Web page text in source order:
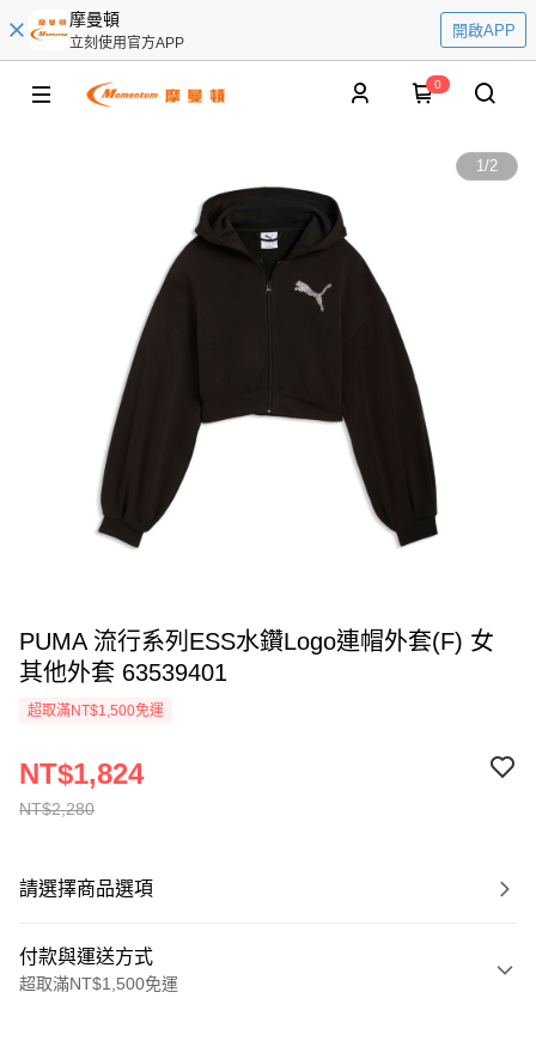
摩曼頓
立刻使用官方APP
開啟APP
0
1/2
PUMA 流行系列ESS水鑽Logo連帽外套(F) 女
其他外套 63539401
超取滿NT$1,500免運
NT$2,280
NT$1,824
請選擇商品選項
付款與運送方式
超取滿NT$1,500免運